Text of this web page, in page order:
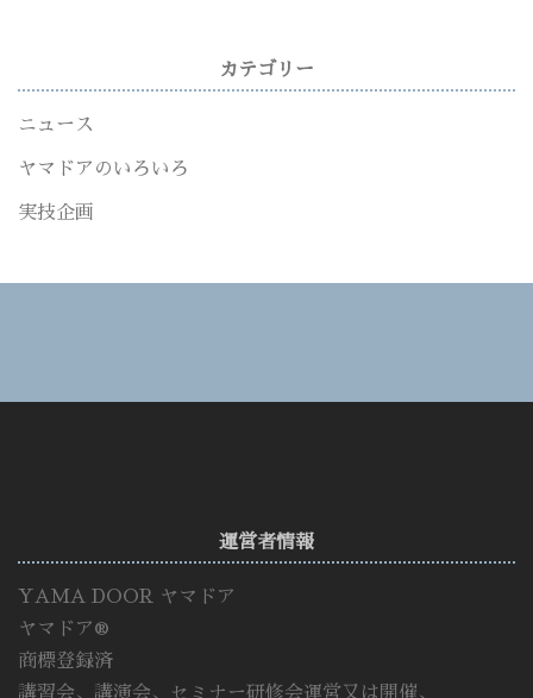
カテゴリー
ニュース
ヤマドアのいろいろ
実技企画
運営者情報
YAMA DOOR ヤマドア
ヤマドア®
商標登録済
講習会、講演会、セミナー研修会運営又は開催、